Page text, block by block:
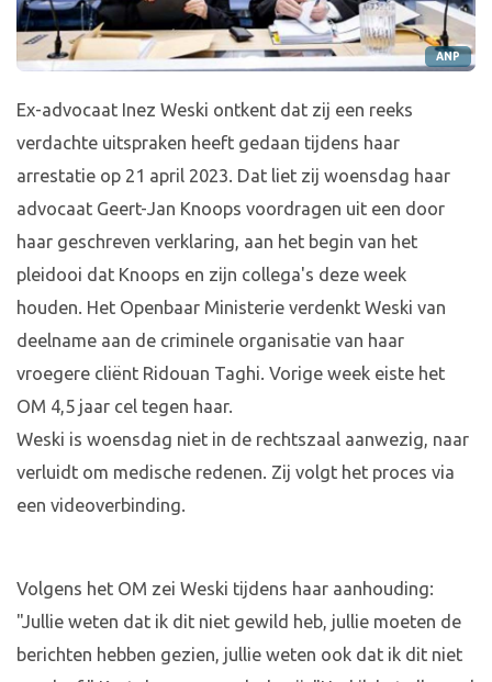
ANP
Ex-advocaat Inez Weski ontkent dat zij een reeks
verdachte uitspraken heeft gedaan tijdens haar
arrestatie op 21 april 2023. Dat liet zij woensdag haar
advocaat Geert-Jan Knoops voordragen uit een door
haar geschreven verklaring, aan het begin van het
pleidooi dat Knoops en zijn collega's deze week
houden. Het Openbaar Ministerie verdenkt Weski van
deelname aan de criminele organisatie van haar
vroegere cliënt Ridouan Taghi. Vorige week eiste het
OM 4,5 jaar cel tegen haar.
Weski is woensdag niet in de rechtszaal aanwezig, naar
verluidt om medische redenen. Zij volgt het proces via
een videoverbinding.
Volgens het OM zei Weski tijdens haar aanhouding:
"Jullie weten dat ik dit niet gewild heb, jullie moeten de
berichten hebben gezien, jullie weten ook dat ik dit niet